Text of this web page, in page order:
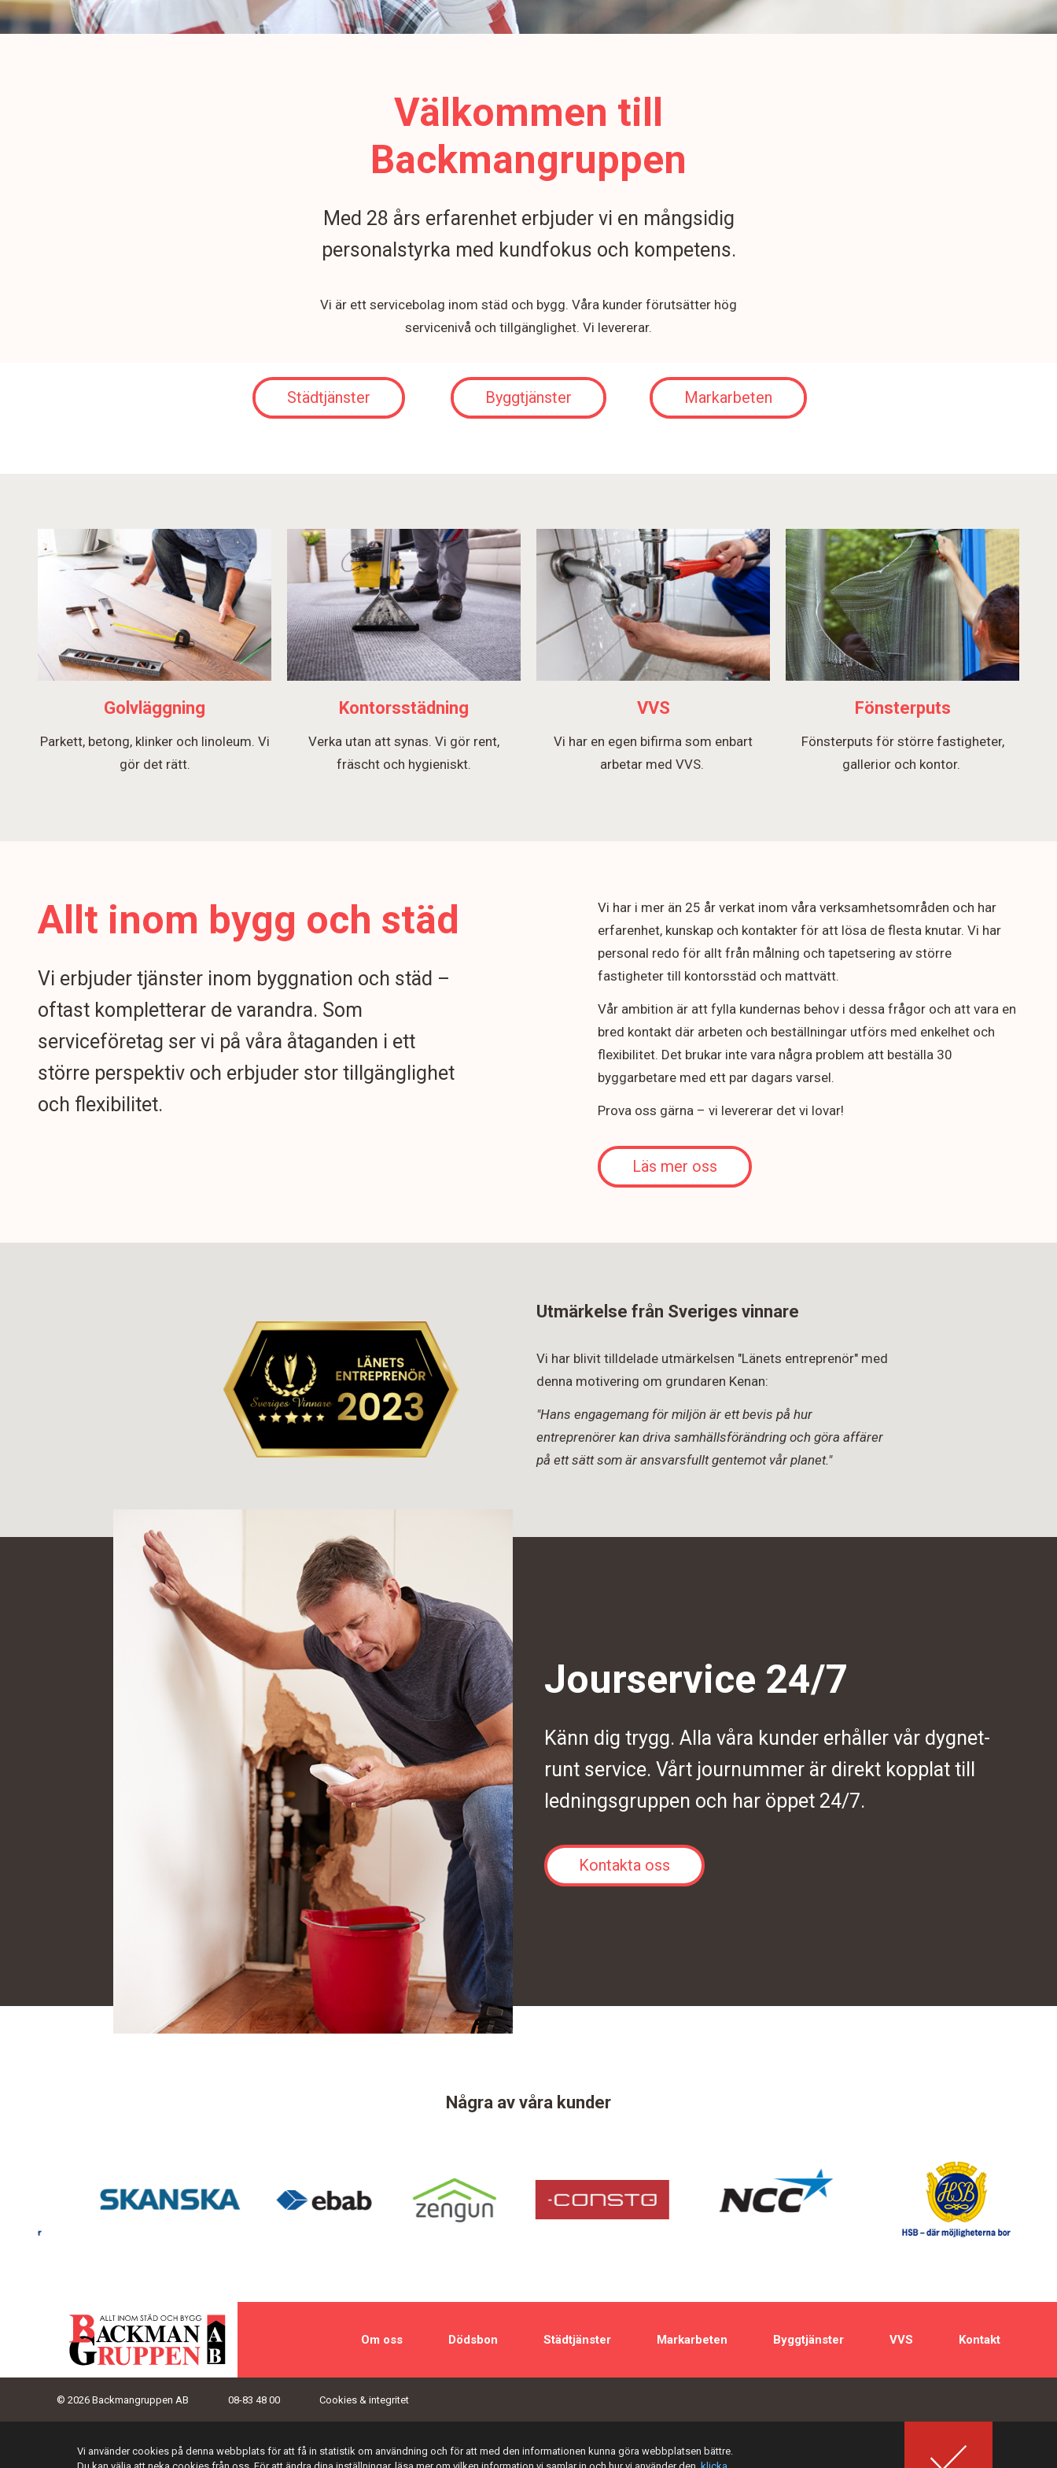
Välkommen till
Backmangruppen
Med 28 års erfarenhet erbjuder vi en mångsidig
personalstyrka med kundfokus och kompetens.
Vi är ett servicebolag inom städ och bygg. Våra kunder förutsätter hög
servicenivå och tillgänglighet. Vi levererar.
Städtjänster Byggtjänster Markarbeten
Golvläggning
Parkett, betong, klinker och linoleum. Vi
gör det rätt.
Kontorsstädning
Verka utan att synas. Vi gör rent,
fräscht och hygieniskt.
VVS
Vi har en egen bifirma som enbart
arbetar med VVS.
Fönsterputs
Fönsterputs för större fastigheter,
gallerior och kontor.
Allt inom bygg och städ
Vi erbjuder tjänster inom byggnation och städ –
oftast kompletterar de varandra. Som
serviceföretag ser vi på våra åtaganden i ett
större perspektiv och erbjuder stor tillgänglighet
och flexibilitet.
Vi har i mer än 25 år verkat inom våra verksamhetsområden och har
erfarenhet, kunskap och kontakter för att lösa de flesta knutar. Vi har
personal redo för allt från målning och tapetsering av större
fastigheter till kontorsstäd och mattvätt.
Vår ambition är att fylla kundernas behov i dessa frågor och att vara en
bred kontakt där arbeten och beställningar utförs med enkelhet och
flexibilitet. Det brukar inte vara några problem att beställa 30
byggarbetare med ett par dagars varsel.
Prova oss gärna – vi levererar det vi lovar!
Läs mer oss
Utmärkelse från Sveriges vinnare
Vi har blivit tilldelade utmärkelsen "Länets entreprenör" med
denna motivering om grundaren Kenan:
"Hans engagemang för miljön är ett bevis på hur
entreprenörer kan driva samhällsförändring och göra affärer
på ett sätt som är ansvarsfullt gentemot vår planet."
Jourservice 24/7
Känn dig trygg. Alla våra kunder erhåller vår dygnet-
runt service. Vårt journummer är direkt kopplat till
ledningsgruppen och har öppet 24/7.
Kontakta oss
Några av våra kunder
Om oss Dödsbon Städtjänster Markarbeten Byggtjänster VVS Kontakt
© 2026 Backmangruppen AB 08-83 48 00 Cookies & integritet
Vi använder cookies på denna webbplats för att få in statistik om användning och för att med den informationen kunna göra webbplatsen bättre.
Du kan välja att neka cookies från oss. För att ändra dina inställningar, läsa mer om vilken information vi samlar in och hur vi använder den, klicka